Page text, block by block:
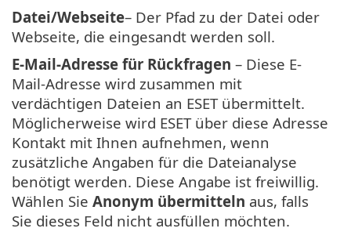
Datei/Webseite– Der Pfad zu der Datei oder
Webseite, die eingesandt werden soll.
E-Mail-Adresse für Rückfragen – Diese E-
Mail-Adresse wird zusammen mit
verdächtigen Dateien an ESET übermittelt.
Möglicherweise wird ESET über diese Adresse
Kontakt mit Ihnen aufnehmen, wenn
zusätzliche Angaben für die Dateianalyse
benötigt werden. Diese Angabe ist freiwillig.
Wählen Sie Anonym übermitteln aus, falls
Sie dieses Feld nicht ausfüllen möchten.